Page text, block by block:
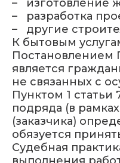
–
изготовление
–
разработка
–
другие
К бытовым
Постановлением
является
не связанных с
Пунктом 1
подряда (в
(заказчика)
обязуется
Судебная